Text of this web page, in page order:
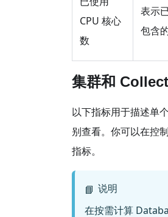
CPU 核心
数
表示
包含
集群和
以下指标用于描述单
别查看。你可以在控
指标。
📘 说明
在按需计算